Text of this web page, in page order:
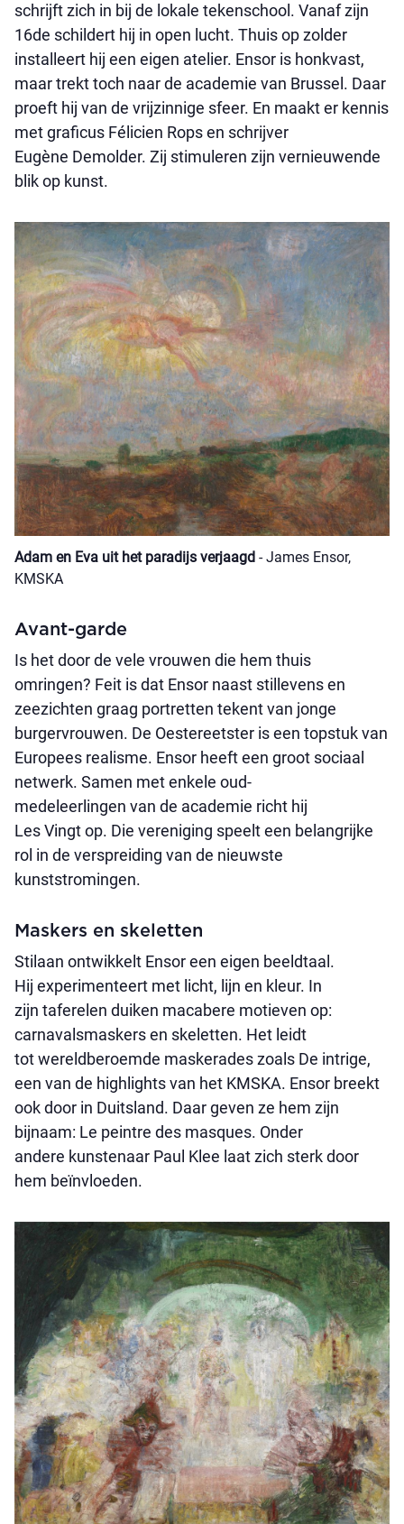
schrijft zich in bij de lokale tekenschool. Vanaf zijn
16de schildert hij in open lucht. Thuis op zolder
installeert hij een eigen atelier. Ensor is honkvast,
maar trekt toch naar de academie van Brussel. Daar
proeft hij van de vrijzinnige sfeer. En maakt er kennis
met graficus Félicien Rops en schrijver
Eugène Demolder. Zij stimuleren zijn vernieuwende
blik op kunst.
Adam en Eva uit het paradijs verjaagd - James Ensor,
KMSKA
Avant-garde
Is het door de vele vrouwen die hem thuis
omringen? Feit is dat Ensor naast stillevens en
zeezichten graag portretten tekent van jonge
burgervrouwen. De Oestereetster is een topstuk van
Europees realisme. Ensor heeft een groot sociaal
netwerk. Samen met enkele oud-
medeleerlingen van de academie richt hij
Les Vingt op. Die vereniging speelt een belangrijke
rol in de verspreiding van de nieuwste
kunststromingen.
Maskers en skeletten
Stilaan ontwikkelt Ensor een eigen beeldtaal.
Hij experimenteert met licht, lijn en kleur. In
zijn taferelen duiken macabere motieven op:
carnavalsmaskers en skeletten. Het leidt
tot wereldberoemde maskerades zoals De intrige,
een van de highlights van het KMSKA. Ensor breekt
ook door in Duitsland. Daar geven ze hem zijn
bijnaam: Le peintre des masques. Onder
andere kunstenaar Paul Klee laat zich sterk door
hem beïnvloeden.